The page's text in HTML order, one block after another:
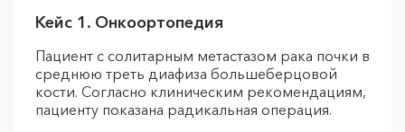
Кейс 1. Онкоортопедия
Пациент с солитарным метастазом рака почки в
среднюю треть диафиза большеберцовой
кости. Согласно клиническим рекомендациям,
пациенту показана радикальная операция.